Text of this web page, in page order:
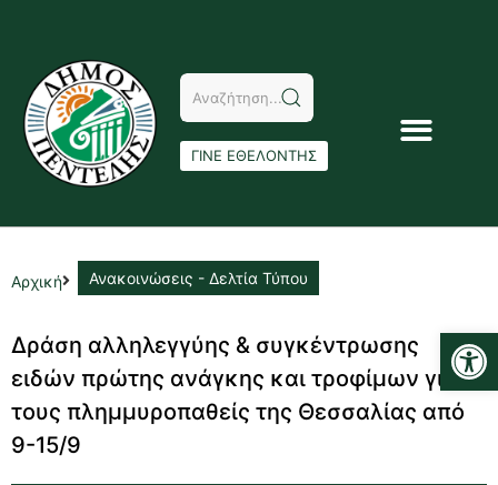
ΓΙΝΕ ΕΘΕΛΟΝΤΗΣ
Αρχική Ανακοινώσεις - Δελτία Τύπου
Δράση αλληλεγγύης & συγκέντρωσης
ειδών πρώτης ανάγκης και τροφίμων για
τους πλημμυροπαθείς της Θεσσαλίας από
9-15/9